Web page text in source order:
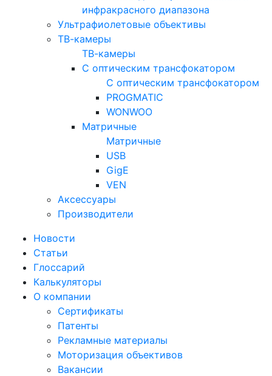
инфракрасного диапазона
Ультрафиолетовые объективы
ТВ-камеры
ТВ-камеры
С оптическим трансфокатором
С оптическим трансфокатором
PROGMATIC
WONWOO
Матричные
Матричные
USB
GigE
VEN
Аксессуары
Производители
Новости
Статьи
Глоссарий
Калькуляторы
О компании
Сертификаты
Патенты
Рекламные материалы
Моторизация объективов
Вакансии